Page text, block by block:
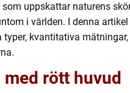
uppskattar naturens
i världen. I denna
typer, kvantitativa
med rött huvud